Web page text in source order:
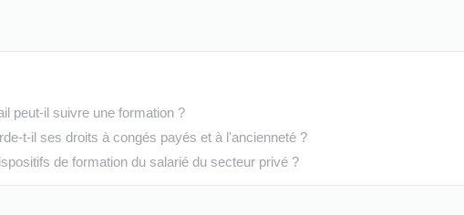
peut-il suivre une formation ?
t-il ses droits à congés payés et à l'ancienneté ?
de formation du salarié du secteur privé ?